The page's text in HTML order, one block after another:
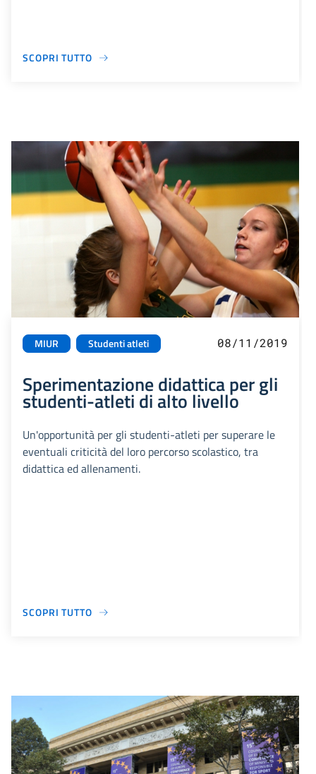
SCOPRI TUTTO
MIUR Studenti atleti 08/11/2019
Sperimentazione didattica per gli
studenti-atleti di alto livello
Un'opportunità per gli studenti-atleti per superare le
eventuali criticità del loro percorso scolastico, tra
didattica ed allenamenti.
SCOPRI TUTTO